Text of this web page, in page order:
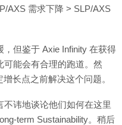
AXS 需求下降 > SLP/AXS
但鉴于 Axie Infinity 在获得
能会有合理的跑道。然
长点之前解决这个问题。
讳地谈论他们如何在这里
term Sustainability。稍后